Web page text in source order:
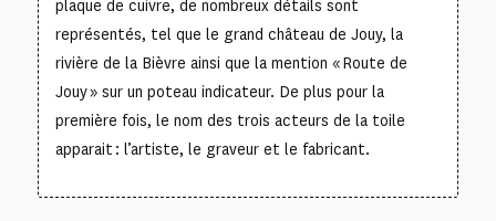
plaque de cuivre, de nombreux détails sont
représentés, tel que le grand château de Jouy, la
rivière de la Bièvre ainsi que la mention « Route de
Jouy » sur un poteau indicateur. De plus pour la
première fois, le nom des trois acteurs de la toile
apparait : l’artiste, le graveur et le fabricant.